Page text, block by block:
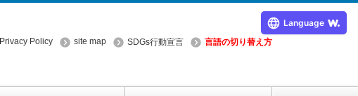
Privacy Policy site map SDGs行動宣言 言語の切り替え方
Language